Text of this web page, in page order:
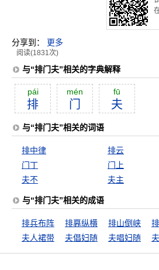
分享到： 更多
阅读(1831次)
与“排门夫”相关的字典解释
pái
排
mén
门
fū
夫
与“排门夫”相关的词语
排中律 排云
门丁
门上
夫不
夫主
与“排门夫”相关的成语
排兵布阵 排奡纵横 排山倒峡
夫人裙带
夫倡妇随 夫唱妇随